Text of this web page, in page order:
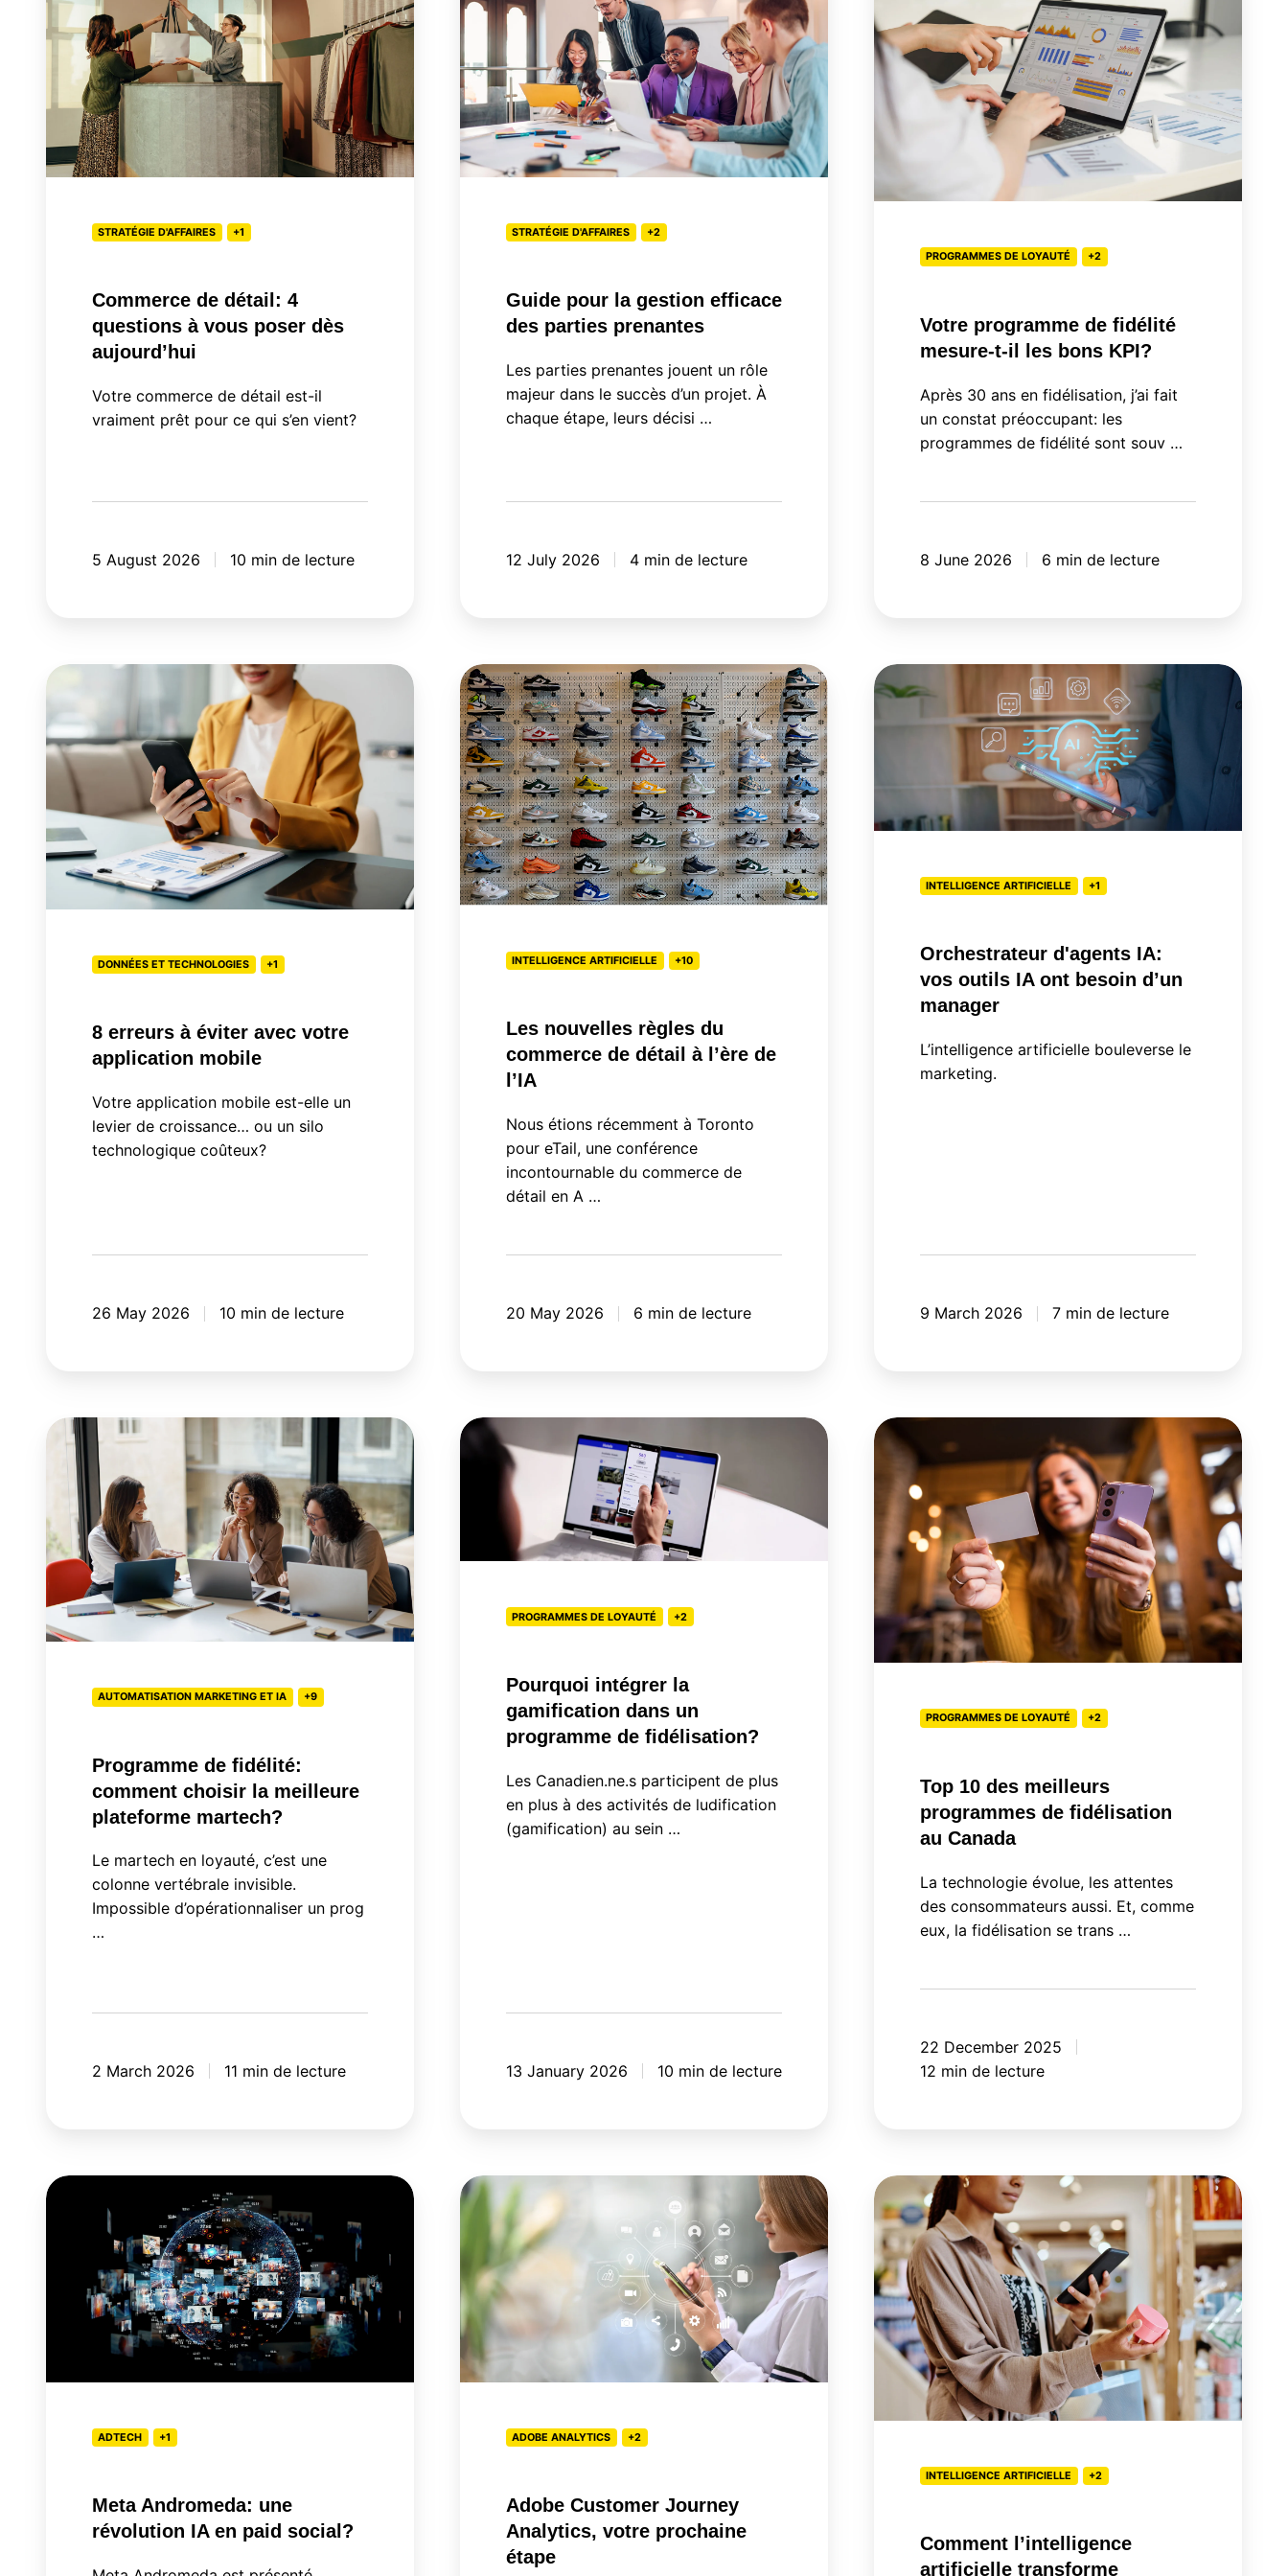
détail:
questions
à
vous
poser
dès
STRATÉGIE D'AFFAIRES +1
Commerce de détail: 4
questions à vous poser dès
aujourd’hui
Votre commerce de détail est-il
vraiment prêt pour ce qui s’en vient?
5 August 2026 10 min de lecture
gestion
efficace
des
parties
prenantes
STRATÉGIE D'AFFAIRES +2
Guide pour la gestion efficace
des parties prenantes
Les parties prenantes jouent un rôle
majeur dans le succès d’un projet. À
chaque étape, leurs décisi …
12 July 2026 4 min de lecture
de
fidélité
mesure-
t-
bons
PROGRAMMES DE LOYAUTÉ +2
Votre programme de fidélité
mesure-t-il les bons KPI?
Après 30 ans en fidélisation, j’ai fait
un constat préoccupant: les
programmes de fidélité sont souv …
8 June 2026 6 min de lecture
8
à
éviter
avec
votre
application
mobile
DONNÉES ET TECHNOLOGIES +1
8 erreurs à éviter avec votre
application mobile
Votre application mobile est-elle un
levier de croissance… ou un silo
technologique coûteux?
26 May 2026 10 min de lecture
Les
nouvelles
règles
du
commerce
de
détail
à
l’ère
INTELLIGENCE ARTIFICIELLE +10
Les nouvelles règles du
commerce de détail à l’ère de
l’IA
Nous étions récemment à Toronto
pour eTail, une conférence
incontournable du commerce de
détail en A …
20 May 2026 6 min de lecture
Orchestrateur
d'agents
ont
INTELLIGENCE ARTIFICIELLE +1
Orchestrateur d'agents IA:
vos outils IA ont besoin d’un
manager
L’intelligence artificielle bouleverse le
marketing.
9 March 2026 7 min de lecture
Programme
fidélité:
comment
choisir
la
meilleure
plateforme
martech?
AUTOMATISATION MARKETING ET IA +9
Programme de fidélité:
comment choisir la meilleure
plateforme martech?
Le martech en loyauté, c’est une
colonne vertébrale invisible.
Impossible d’opérationnaliser un prog
…
2 March 2026 11 min de lecture
Pourquoi
intégrer
gamification
un
PROGRAMMES DE LOYAUTÉ +2
Pourquoi intégrer la
gamification dans un
programme de fidélisation?
Les Canadien.ne.s participent de plus
en plus à des activités de ludification
(gamification) au sein …
13 January 2026 10 min de lecture
Top
des
meilleurs
programmes
de
fidélisation
au
Canada
PROGRAMMES DE LOYAUTÉ +2
Top 10 des meilleurs
programmes de fidélisation
au Canada
La technologie évolue, les attentes
des consommateurs aussi. Et, comme
eux, la fidélisation se trans …
22 December 2025
12 min de lecture
Meta
Andromeda:
révolution
ADTECH +1
Meta Andromeda: une
révolution IA en paid social?
Adobe
Customer
Journey
Analytics,
votre
prochaine
ADOBE ANALYTICS +2
Adobe Customer Journey
Analytics, votre prochaine
étape
Comment
l’intelligence
artificielle
transforme
l’expérience
client
(CX)
INTELLIGENCE ARTIFICIELLE +2
Comment l’intelligence
artificielle transforme